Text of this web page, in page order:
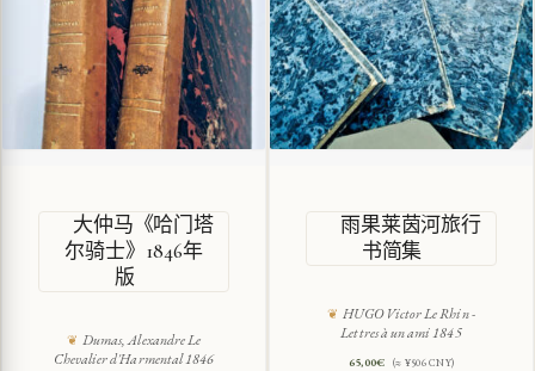
大仲马《哈门塔
尔骑士》1846年
版
Dumas, Alexandre Le
Chevalier d'Harmental 1846
雨果莱茵河旅行
书简集
HUGO Victor Le Rhin -
Lettres à un ami 1845
65,00€ (≈ ¥506 CNY)